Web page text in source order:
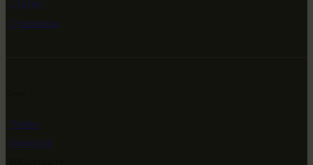
Статьи
Сувениры
Twitter
Instagram